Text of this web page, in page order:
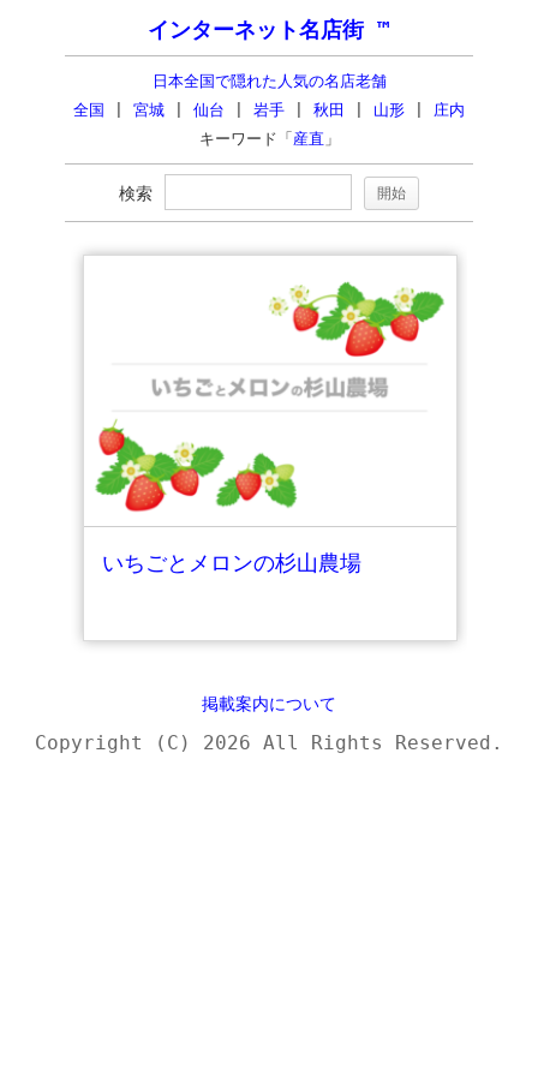
インターネット名店街 ™
日本全国で隠れた人気の名店老舗
全国
宮城 仙台 岩手 秋田 山形
庄内
キーワード「 産直 」
検索
いちごとメロンの杉山農場
掲載案内について
Copyright (C) 2026 All Rights Reserved.